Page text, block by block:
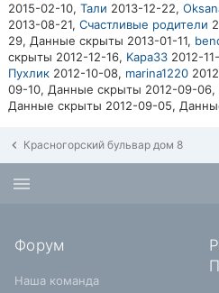
2015-02-10, Тали 2013-12-22,
2013-08-21, Счастливые родители
29, Данные скрыты 2013-01-11,
скрыты 2012-12-16, Kapa33 2012-
Пухлик 2012-10-08, marina1220
09-10, Данные скрыты 2012-09-06,
Данные скрыты 2012-09-05,
Красногорский бульвар дом 8
Форум
Наша команда